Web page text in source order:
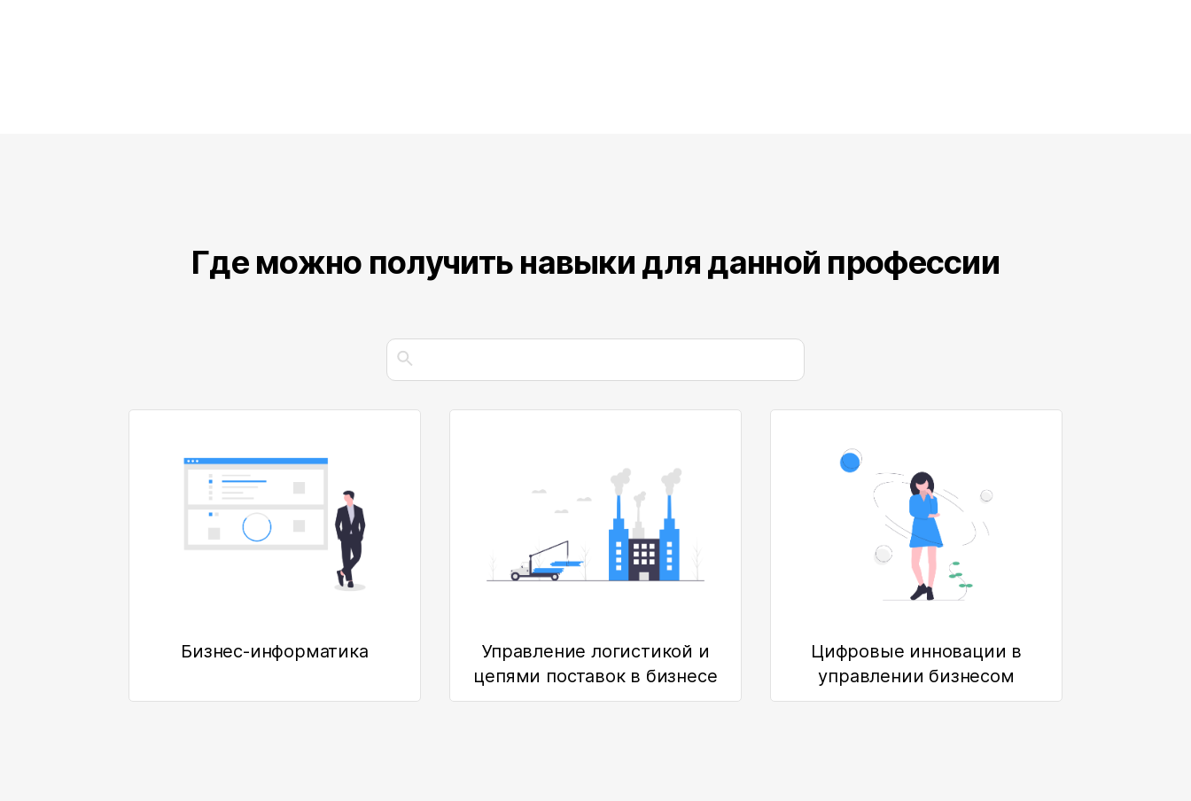
Где можно получить навыки для данной профессии
Бизнес-информатика
Управление логистикой и
цепями поставок в бизнесе
Цифровые инновации в
управлении бизнесом